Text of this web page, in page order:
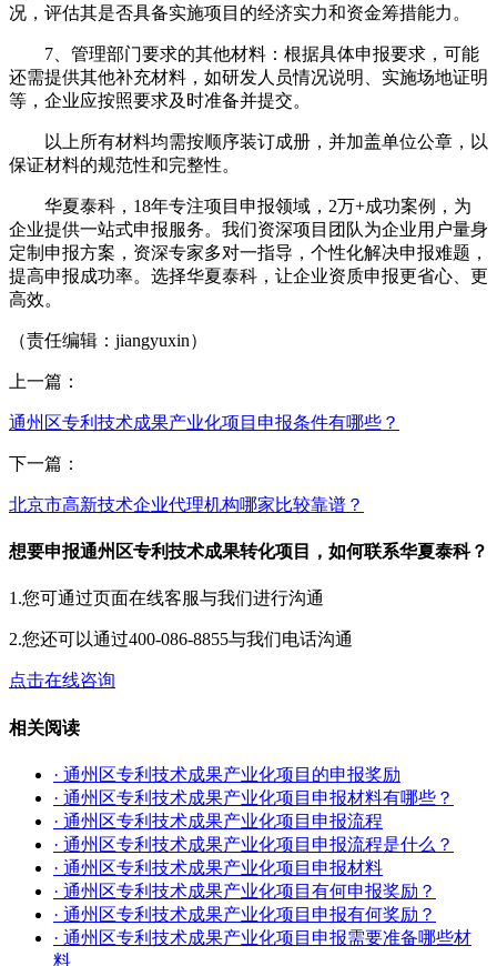
况，评估其是否具备实施项目的经济实力和资金筹措能力。
7、管理部门要求的其他材料：根据具体申报要求，可能
还需提供其他补充材料，如研发人员情况说明、实施场地证明
等，企业应按照要求及时准备并提交。
以上所有材料均需按顺序装订成册，并加盖单位公章，以
保证材料的规范性和完整性。
华夏泰科，18年专注项目申报领域，2万+成功案例，为
企业提供一站式申报服务。我们资深项目团队为企业用户量身
定制申报方案，资深专家多对一指导，个性化解决申报难题，
提高申报成功率。选择华夏泰科，让企业资质申报更省心、更
高效。
（责任编辑：jiangyuxin）
上一篇：
通州区专利技术成果产业化项目申报条件有哪些？
下一篇：
北京市高新技术企业代理机构哪家比较靠谱？
想要申报通州区专利技术成果转化项目，如何联系华夏泰科？
1.您可通过页面在线客服与我们进行沟通
2.您还可以通过400-086-8855与我们电话沟通
点击在线咨询
相关阅读
· 通州区专利技术成果产业化项目的申报奖励
· 通州区专利技术成果产业化项目申报材料有哪些？
· 通州区专利技术成果产业化项目申报流程
· 通州区专利技术成果产业化项目申报流程是什么？
· 通州区专利技术成果产业化项目申报材料
· 通州区专利技术成果产业化项目有何申报奖励？
· 通州区专利技术成果产业化项目申报有何奖励？
· 通州区专利技术成果产业化项目申报需要准备哪些材
料